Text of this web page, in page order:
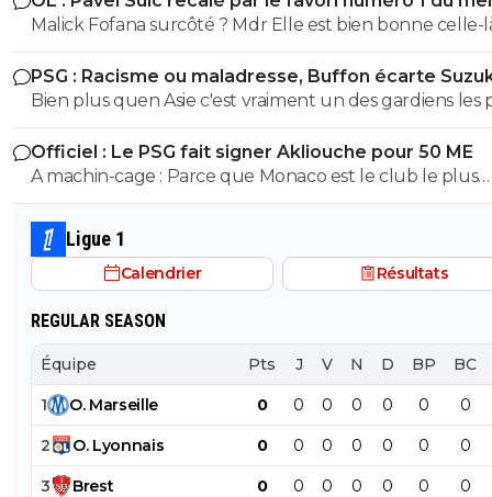
lors de quel match tu l'a vu bon, moi jai surtout vue
bide et ses croissants a la place des pieds et faire des
duel sur 3..
Malick Fofana surcôté ? Mdr Elle est bien bonne
PSG : Racisme ou maladresse, Buffon écarte
Bien plus quen Asie c'est vraiment un des gardiens les
prometteur au monde, et sa coupe du monde plutot réussi
aussi..
Officiel : Le PSG fait signer Akliouche pour 50 ME
A machin-cage : Parce que Monaco est le club le plus
puissant financièrement après le PSG... et qu'il peut
avoir des joueurs de qualité. Le PSG en a bien conscience.
C'est pour ça que Campos et le PSG tiennent à ce que
Maghnès Akliouche soit sur le banc du PSG.
Ligue 1
Calendrier Résultats
REGULAR SEASON
Équipe Pts J V N D BP BC
1 O. Marseille 0 0 0 0 0 0 0
2 O. Lyonnais 0 0 0 0 0 0 0
3 Brest 0 0 0 0 0 0 0